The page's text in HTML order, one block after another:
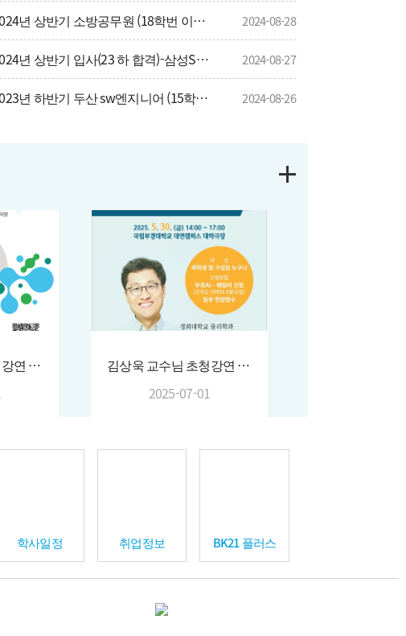
2024년 상반기 소방공무원 (18학번 이채형) 2024-08-28
2024년 상반기 입사(23 하 합격)-삼성SDI-기술 (18학번 김민경) 2024-08-27
2023년 하반기 두산 sw엔지니어 (15학번 신성환) 2024-08-26
김범준 교수님 초청강연 (2025.06.27.)
김상욱 교수님 초청강연 (25.05.30.)
2025-07-01
학사일정 취업정보 BK21 플러스